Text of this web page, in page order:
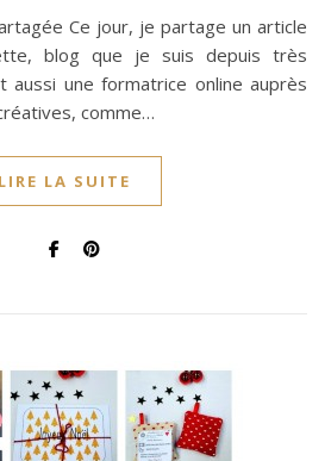
blog que je suis depuis très
une formatrice online auprès
comme…
LIRE LA SUITE